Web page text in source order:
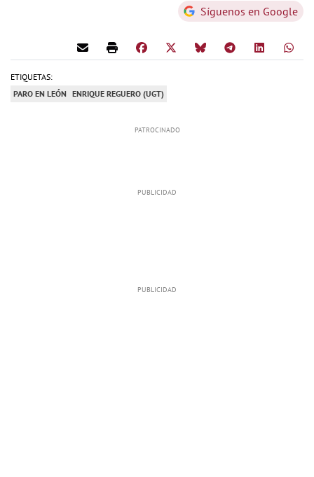
Síguenos en Google
ETIQUETAS:
PARO EN LEÓN ENRIQUE REGUERO (UGT)